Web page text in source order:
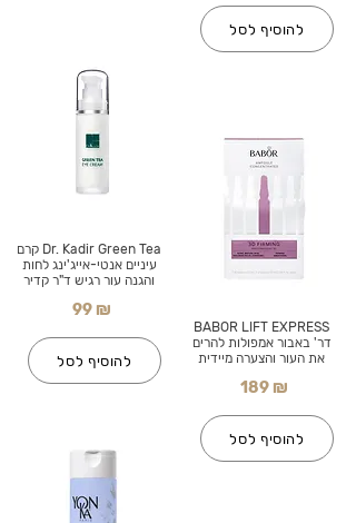
Dr. Kadir Green Tea קרם
עיניים אנטי-אייג'ינג לחות
והגנה עור רגיש ד"ר קדיר
99 ₪
להוסיף לסל
להוסיף לסל
BABOR LIFT EXPRESS
דר' באבור אמפולות להרים
את העור והצערה מיידית
189 ₪
להוסיף לסל